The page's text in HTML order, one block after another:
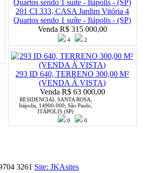
201 CI 333, CASA Jardim Vitória 4
Quartos sendo 1 suíte - Itápolis - (SP)
Venda R$ 315 000,00
4 2
293 ID 640, TERRENO 300,00 M²
(VENDA À VISTA)
Venda R$ 63 000,00
RESIDENCIAL SANTA ROSA,
Itápolis, 14900-000, São Paulo,
ITÁPOLIS (SP)
0
0
3261 Site: JKAsites